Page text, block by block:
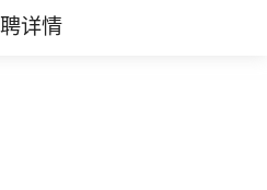
详情